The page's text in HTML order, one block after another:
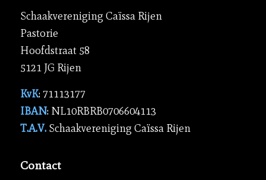
Schaakvereniging Caïssa Rijen
Pastorie
Hoofdstraat 58
5121 JG Rijen
KvK: 71113177
IBAN: NL10RBRB0706604113
T.A.V. Schaakvereniging Caïssa Rijen
Contact